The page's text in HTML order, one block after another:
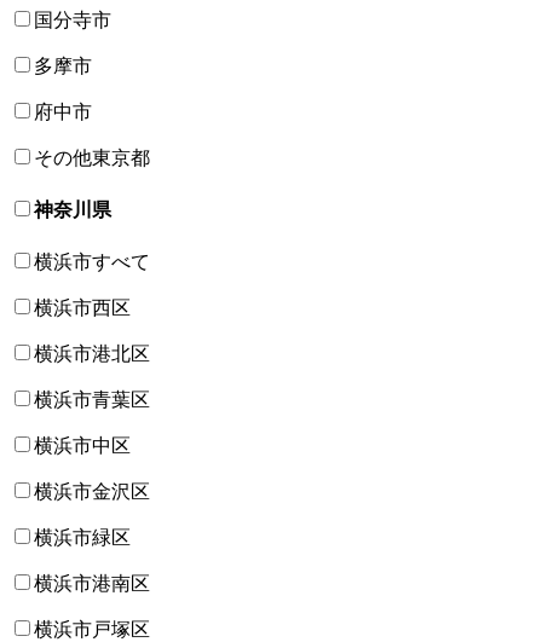
国分寺市
多摩市
府中市
その他東京都
神奈川県
横浜市すべて
横浜市西区
横浜市港北区
横浜市青葉区
横浜市中区
横浜市金沢区
横浜市緑区
横浜市港南区
横浜市戸塚区